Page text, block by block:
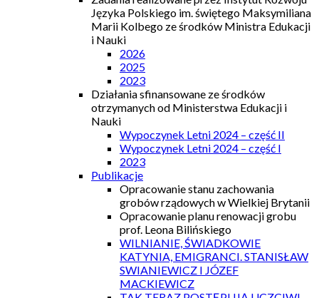
Języka Polskiego im. świętego Maksymiliana
Marii Kolbego ze środków Ministra Edukacji
i Nauki
2026
2025
2023
Działania sfinansowane ze środków
otrzymanych od Ministerstwa Edukacji i
Nauki
Wypoczynek Letni 2024 – część II
Wypoczynek Letni 2024 – część I
2023
Publikacje
Opracowanie stanu zachowania
grobów rządowych w Wielkiej Brytanii
Opracowanie planu renowacji grobu
prof. Leona Bilińskiego
WILNIANIE, ŚWIADKOWIE
KATYNIA, EMIGRANCI. STANISŁAW
SWIANIEWICZ I JÓZEF
MACKIEWICZ